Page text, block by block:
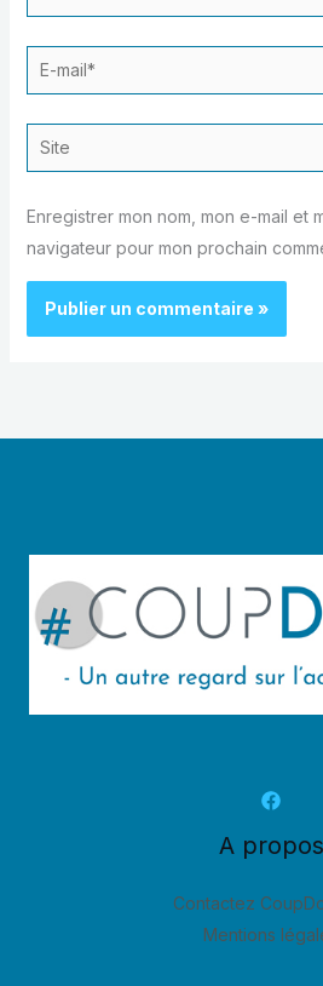
E-
mail*
Site
Enregistrer mon nom, mon e-mail et
navigateur pour mon prochain
A propos
Contactez
Mentions